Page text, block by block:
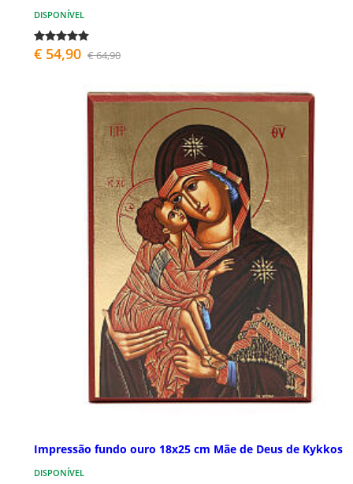
DISPONÍVEL
€ 54,90 € 64,90
Impressão fundo ouro 18x25 cm Mãe de Deus de Kykkos
DISPONÍVEL